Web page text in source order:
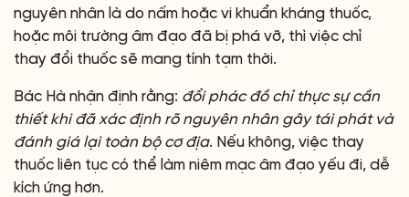
nguyên nhân là do nấm hoặc vi khuẩn kháng thuốc,
hoặc môi trường âm đạo đã bị phá vỡ, thì việc chỉ
thay đổi thuốc sẽ mang tính tạm thời.
Bác Hà nhận định rằng: đổi phác đồ chỉ thực sự cần
thiết khi đã xác định rõ nguyên nhân gây tái phát và
đánh giá lại toàn bộ cơ địa. Nếu không, việc thay
thuốc liên tục có thể làm niêm mạc âm đạo yếu đi, dễ
kích ứng hơn.